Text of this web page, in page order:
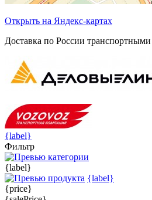
Открыть на Яндекс-картах
Доставка по России
{label}
Фильтр
{label}
{label}
{price}